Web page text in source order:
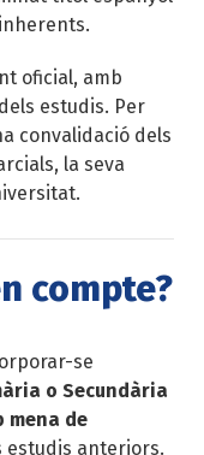
oficial, amb
estudis. Per
convalidació dels
la seva
compte?
se
o Secundària
mena de
estudis anteriors.